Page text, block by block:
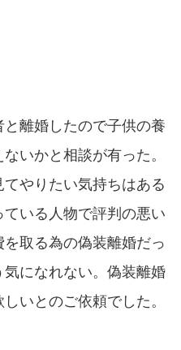
離婚したので子供の養
いかと相談が有った。
やりたい気持ちはある
いる人物で評判の悪い
取る為の偽装離婚だっ
になれない。偽装離婚
いとのご依頼でした。